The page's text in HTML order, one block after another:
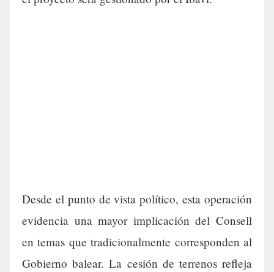
Desde el punto de vista político, esta operación
evidencia una mayor implicación del Consell
en temas que tradicionalmente corresponden al
Gobierno balear. La cesión de terrenos refleja